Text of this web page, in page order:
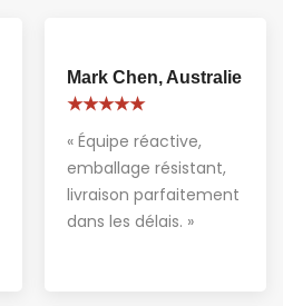
Mark Chen, Australie
★★★★★
« Équipe réactive,
emballage résistant,
livraison parfaitement
dans les délais. »